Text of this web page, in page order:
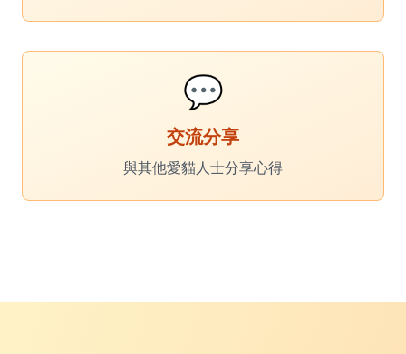
💬
交流分享
與其他愛貓人士分享心得